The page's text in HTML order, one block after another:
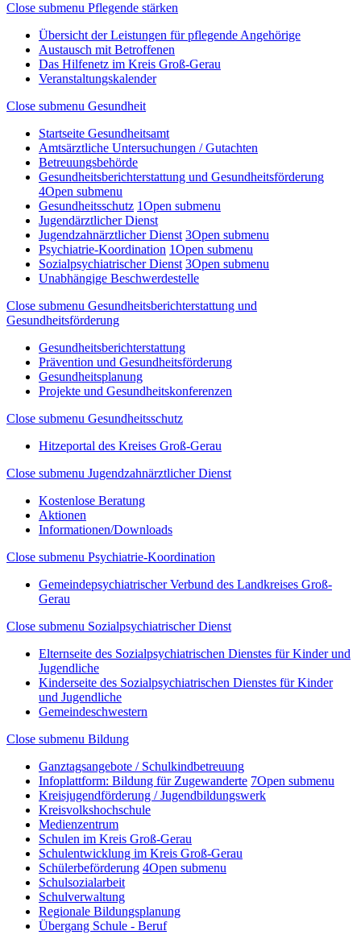
Close submenu Pflegende stärken
Übersicht der Leistungen für pflegende Angehörige
Austausch mit Betroffenen
Das Hilfenetz im Kreis Groß-Gerau
Veranstaltungskalender
Close submenu Gesundheit
Startseite Gesundheitsamt
Amtsärztliche Untersuchungen / Gutachten
Betreuungsbehörde
Gesundheitsberichterstattung und Gesundheitsförderung
4Open submenu
Gesundheitsschutz 1Open submenu
Jugendärztlicher Dienst
Jugendzahnärztlicher Dienst 3Open submenu
Psychiatrie-Koordination 1Open submenu
Sozialpsychiatrischer Dienst 3Open submenu
Unabhängige Beschwerdestelle
Close submenu Gesundheitsberichterstattung und
Gesundheitsförderung
Gesundheitsberichterstattung
Prävention und Gesundheitsförderung
Gesundheitsplanung
Projekte und Gesundheitskonferenzen
Close submenu Gesundheitsschutz
Hitzeportal des Kreises Groß-Gerau
Close submenu Jugendzahnärztlicher Dienst
Kostenlose Beratung
Aktionen
Informationen/Downloads
Close submenu Psychiatrie-Koordination
Gemeindepsychiatrischer Verbund des Landkreises Groß-
Gerau
Close submenu Sozialpsychiatrischer Dienst
Elternseite des Sozialpsychiatrischen Dienstes für Kinder und
Jugendliche
Kinderseite des Sozialpsychiatrischen Dienstes für Kinder
und Jugendliche
Gemeindeschwestern
Close submenu Bildung
Ganztagsangebote / Schulkindbetreuung
Infoplattform: Bildung für Zugewanderte 7Open submenu
Kreisjugendförderung / Jugendbildungswerk
Kreisvolkshochschule
Medienzentrum
Schulen im Kreis Groß-Gerau
Schulentwicklung im Kreis Groß-Gerau
Schülerbeförderung 4Open submenu
Schulsozialarbeit
Schulverwaltung
Regionale Bildungsplanung
Übergang Schule - Beruf